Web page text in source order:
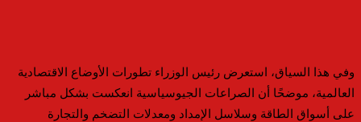
وفي هذا السياق، استعرض رئيس الوزراء تطورات الأوضاع الاقتصادية
العالمية، موضحًا أن الصراعات الجيوسياسية انعكست بشكل مباشر
على أسواق الطاقة وسلاسل الإمداد ومعدلات التضخم والتجارة